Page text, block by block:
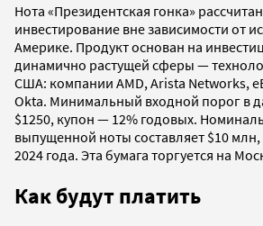
Нота «Президентская гонка»
инвестирование вне зависимости от
Америке. Продукт основан на
динамично растущей сферы —
США: компании AMD, Arista Networks,
Okta. Минимальный входной порог в
$1250, купон — 12% годовых.
выпущенной ноты составляет $10
2024 года. Эта бумага торгуется на
Как будут платить